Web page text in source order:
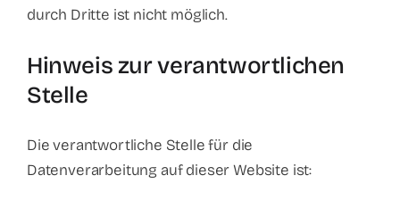
durch Dritte ist nicht möglich.
Hinweis zur verantwortlichen
Stelle
Die verantwortliche Stelle für die
Datenverarbeitung auf dieser Website ist: